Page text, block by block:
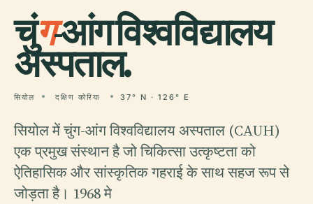
चुंग-आंग विश्वविद्यालय
अस्पताल.
सियोल दक्षिण कोरिया 37° N · 126° E
सियोल में चुंग-आंग विश्वविद्यालय अस्पताल (CAUH)
एक प्रमुख संस्थान है जो चिकित्सा उत्कृष्टता को
ऐतिहासिक और सांस्कृतिक गहराई के साथ सहज रूप से
जोड़ता है। 1968 मे